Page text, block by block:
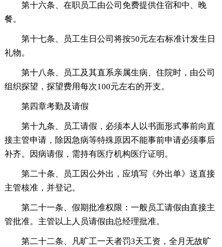
第十六条、在职员工由公司免费提供住宿和中、晚
餐。
第十七条、员工生日公司将按50元左右标准计发生日
礼物。
第十八条、员工及其直系亲属生病、住院时，由公司
组织探望，探望费用每次100元左右的开支。
第四章考勤及请假
第十九条、员工请假，必须本人以书面形式事前向直
接主管申请，除因急病等特殊原因不能事前申请必须事后
补齐。因病请假，需持有医疗机构医疗证明。
第二十条、员工因公外出，应填写《外出单》送直接
主管核准，并登记。
第二十一条、假期批准权限：一般员工请假由直接主
管批准。主管以上人员请假由总经理批准。
第二十二条、凡旷工一天者罚3天工资，全月无故旷